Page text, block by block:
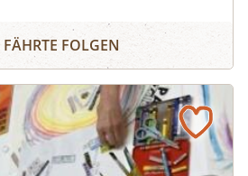
Heil- und Gewürzkräuter
in Vergessenheit geratene
mit Martha teilnehmen,
bei einer Kinderführung
durch den
2
der Kräuter
FÄHRTE FOLGEN